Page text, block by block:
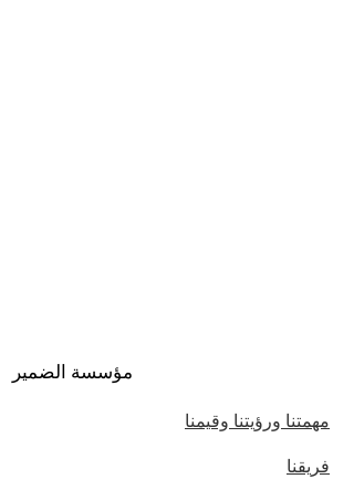
مؤسسة الضمير
مهمتنا ورؤيتنا وقيمنا
فريقنا